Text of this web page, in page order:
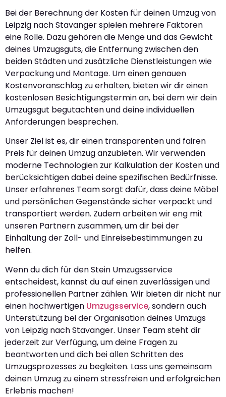
Bei der Berechnung der Kosten für deinen Umzug von
Leipzig nach Stavanger spielen mehrere Faktoren
eine Rolle. Dazu gehören die Menge und das Gewicht
deines Umzugsguts, die Entfernung zwischen den
beiden Städten und zusätzliche Dienstleistungen wie
Verpackung und Montage. Um einen genauen
Kostenvoranschlag zu erhalten, bieten wir dir einen
kostenlosen Besichtigungstermin an, bei dem wir dein
Umzugsgut begutachten und deine individuellen
Anforderungen besprechen.
Unser Ziel ist es, dir einen transparenten und fairen
Preis für deinen Umzug anzubieten. Wir verwenden
moderne Technologien zur Kalkulation der Kosten und
berücksichtigen dabei deine spezifischen Bedürfnisse.
Unser erfahrenes Team sorgt dafür, dass deine Möbel
und persönlichen Gegenstände sicher verpackt und
transportiert werden. Zudem arbeiten wir eng mit
unseren Partnern zusammen, um dir bei der
Einhaltung der Zoll- und Einreisebestimmungen zu
helfen.
Wenn du dich für den Stein Umzugsservice
entscheidest, kannst du auf einen zuverlässigen und
professionellen Partner zählen. Wir bieten dir nicht nur
einen hochwertigen Umzugsservice, sondern auch
Unterstützung bei der Organisation deines Umzugs
von Leipzig nach Stavanger. Unser Team steht dir
jederzeit zur Verfügung, um deine Fragen zu
beantworten und dich bei allen Schritten des
Umzugsprozesses zu begleiten. Lass uns gemeinsam
deinen Umzug zu einem stressfreien und erfolgreichen
Erlebnis machen!